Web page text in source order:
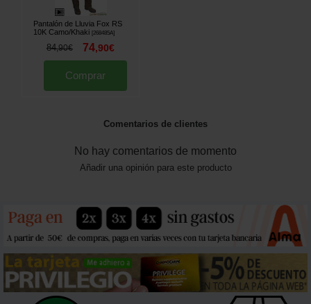
Pantalón de Lluvia Fox RS
10K Camo/Khaki [268485A]
84,90€ 74,90€
Comprar
Comentarios de clientes
No hay comentarios de momento
Añadir una opinión para este producto